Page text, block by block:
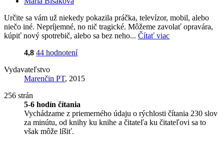
Určite sa vám už niekedy pokazila práčka, televízor, mobil, alebo
niečo iné. Nepríjemné, no nič tragické. Môžeme zavolať opravára,
kúpiť nový spotrebič, alebo sa bez neho... Čítať viac
4,8 44 hodnotení
Vydavateľstvo
Marenčin PT, 2015
256 strán
5-6 hodín čítania
Vychádzame z priemerného údaju o rýchlosti čítania 230 slov
za minútu, od knihy ku knihe a čitateľa ku čitateľovi sa to
však môže líšiť.